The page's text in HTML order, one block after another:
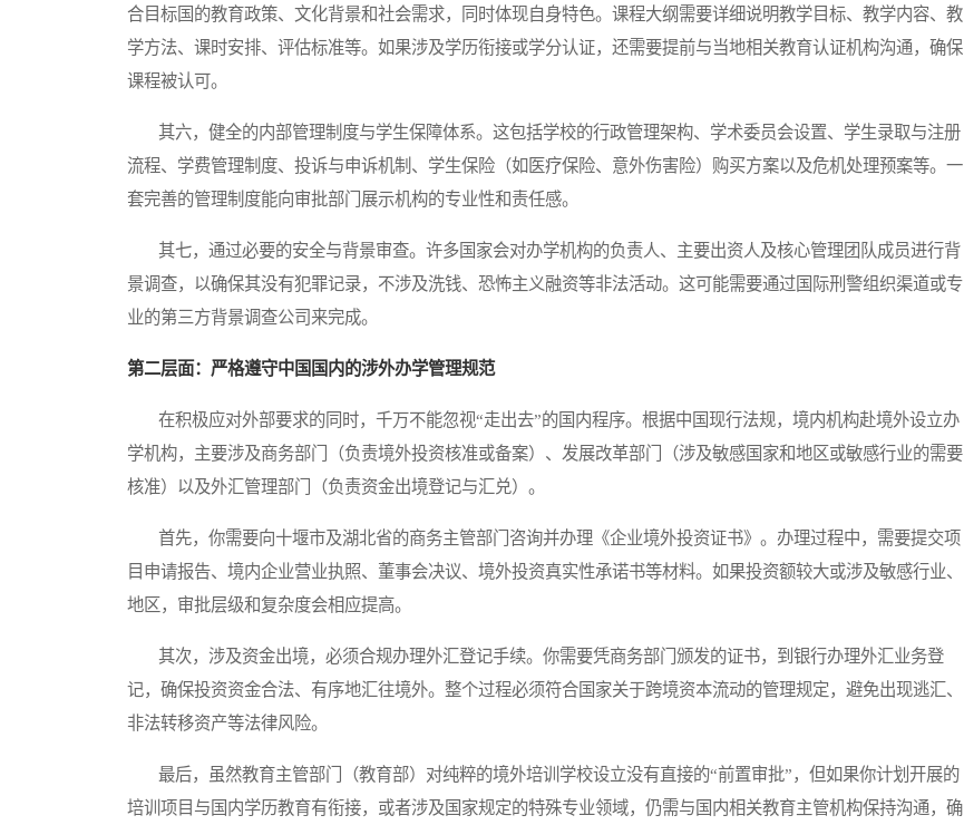
合目标国的教育政策、文化背景和社会需求，同时体现自身特色。课程大纲需要详细说明教学目标、教学内容、教
学方法、课时安排、评估标准等。如果涉及学历衔接或学分认证，还需要提前与当地相关教育认证机构沟通，确保
课程被认可。
其六，健全的内部管理制度与学生保障体系。这包括学校的行政管理架构、学术委员会设置、学生录取与注册
流程、学费管理制度、投诉与申诉机制、学生保险（如医疗保险、意外伤害险）购买方案以及危机处理预案等。一
套完善的管理制度能向审批部门展示机构的专业性和责任感。
其七，通过必要的安全与背景审查。许多国家会对办学机构的负责人、主要出资人及核心管理团队成员进行背
景调查，以确保其没有犯罪记录，不涉及洗钱、恐怖主义融资等非法活动。这可能需要通过国际刑警组织渠道或专
业的第三方背景调查公司来完成。
第二层面：严格遵守中国国内的涉外办学管理规范
在积极应对外部要求的同时，千万不能忽视“走出去”的国内程序。根据中国现行法规，境内机构赴境外设立办
学机构，主要涉及商务部门（负责境外投资核准或备案）、发展改革部门（涉及敏感国家和地区或敏感行业的需要
核准）以及外汇管理部门（负责资金出境登记与汇兑）。
首先，你需要向十堰市及湖北省的商务主管部门咨询并办理《企业境外投资证书》。办理过程中，需要提交项
目申请报告、境内企业营业执照、董事会决议、境外投资真实性承诺书等材料。如果投资额较大或涉及敏感行业、
地区，审批层级和复杂度会相应提高。
其次，涉及资金出境，必须合规办理外汇登记手续。你需要凭商务部门颁发的证书，到银行办理外汇业务登
记，确保投资资金合法、有序地汇往境外。整个过程必须符合国家关于跨境资本流动的管理规定，避免出现逃汇、
非法转移资产等法律风险。
最后，虽然教育主管部门（教育部）对纯粹的境外培训学校设立没有直接的“前置审批”，但如果你计划开展的
培训项目与国内学历教育有衔接，或者涉及国家规定的特殊专业领域，仍需与国内相关教育主管机构保持沟通，确